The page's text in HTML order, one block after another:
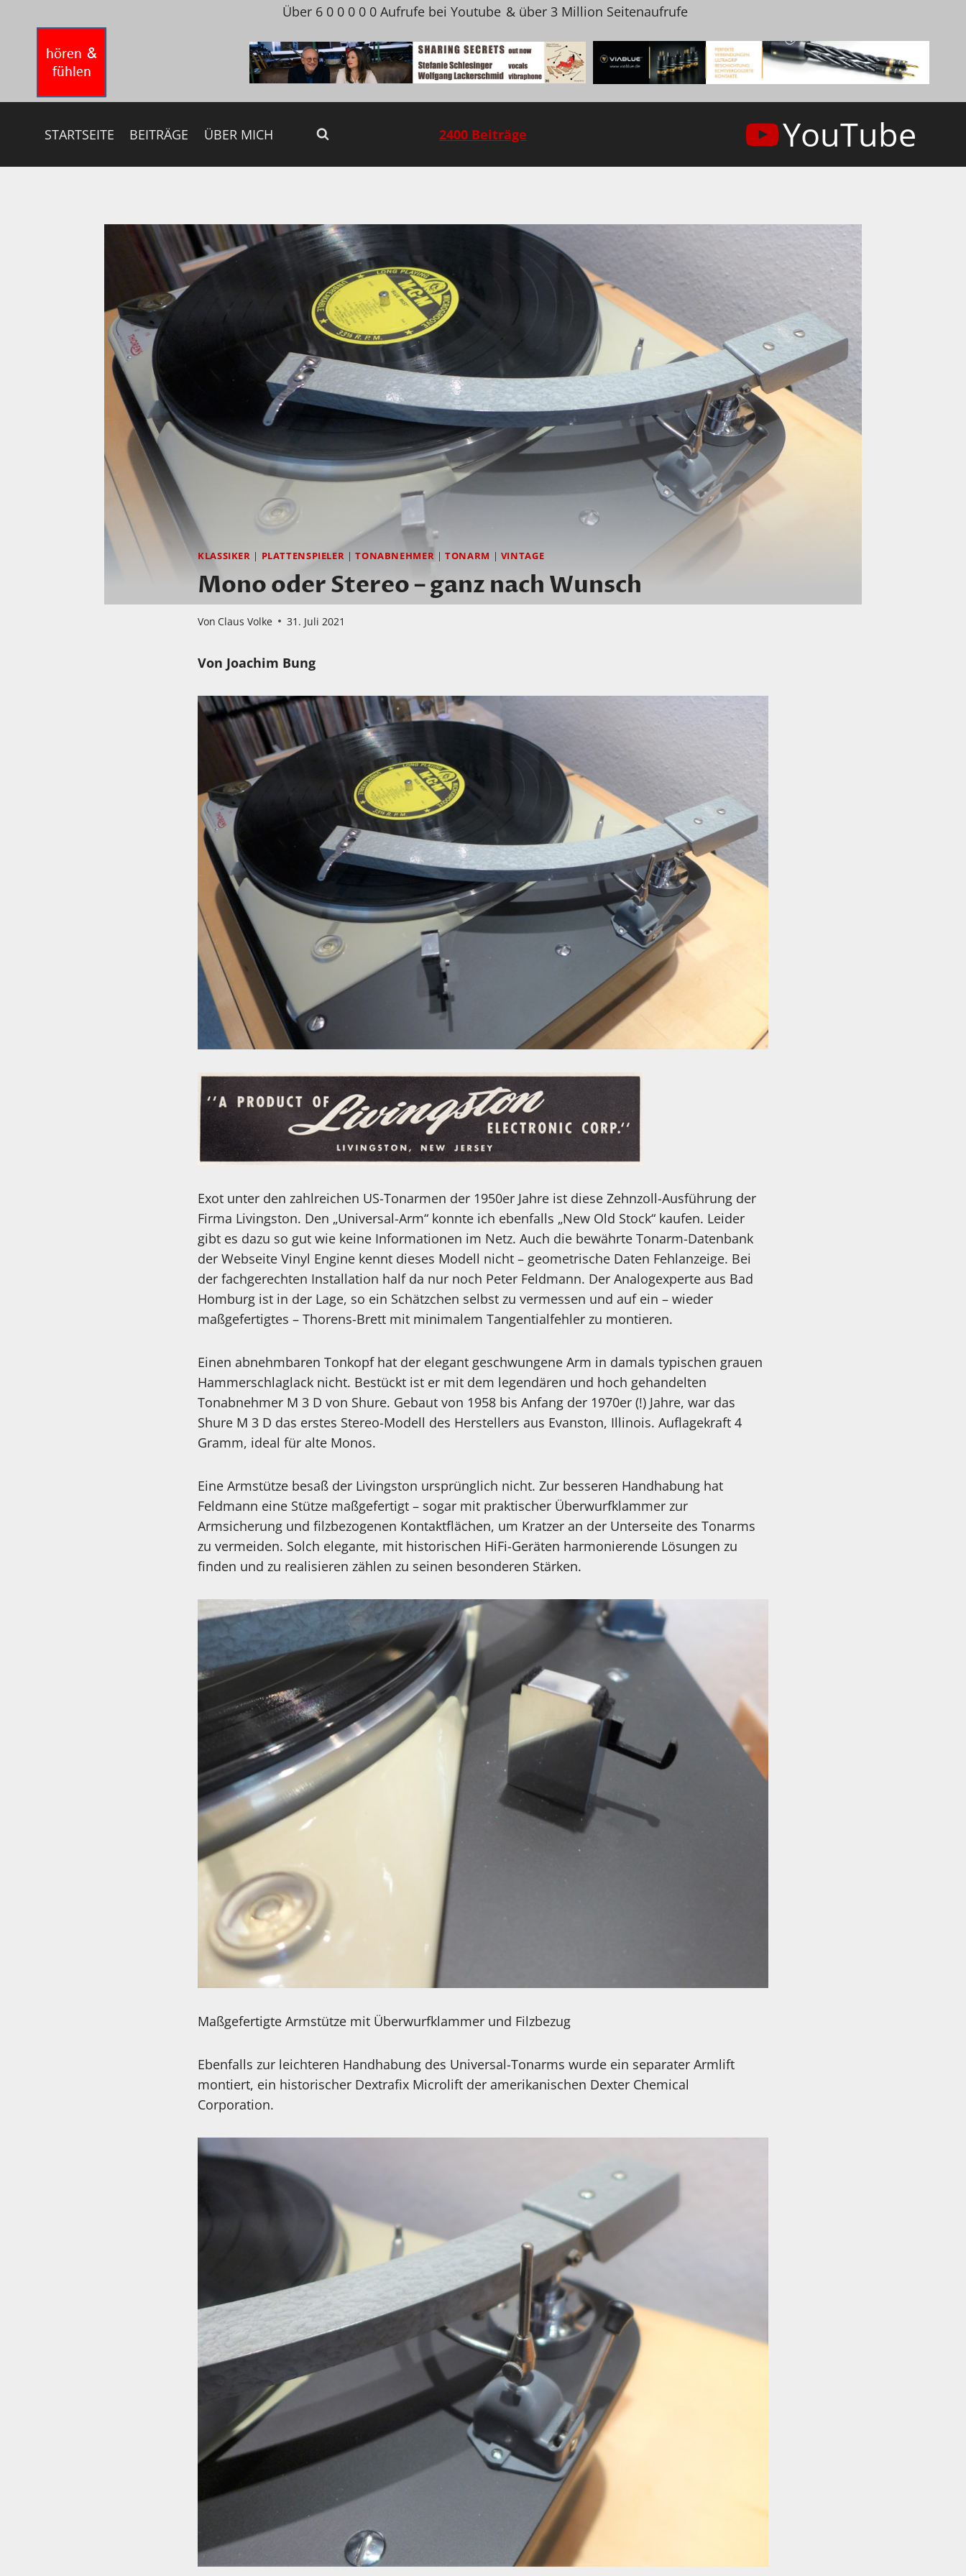
springen
Über 6 0 0 0 0 0 Aufrufe bei Youtube & über 3 Million Seitenaufrufe
STARTSEITE BEITRÄGE ÜBER MICH 2400 Beiträge YouTube
KLASSIKER | PLATTENSPIELER |TONABNEHMER |TONARM | VINTAGE
Mono oder Stereo – ganz nach Wunsch
Von Claus Volke 31. Juli 2021
Von Joachim Bung
Exot unter den zahlreichen US-Tonarmen der 1950er Jahre ist diese Zehnzoll-Ausführung der
Firma Livingston. Den „Universal-Arm“ konnte ich ebenfalls „New Old Stock“ kaufen. Leider
gibt es dazu so gut wie keine Informationen im Netz. Auch die bewährte Tonarm-Datenbank
der Webseite Vinyl Engine kennt dieses Modell nicht – geometrische Daten Fehlanzeige. Bei
der fachgerechten Installation half da nur noch Peter Feldmann. Der Analogexperte aus Bad
Homburg ist in der Lage, so ein Schätzchen selbst zu vermessen und auf ein – wieder
maßgefertigtes – Thorens-Brett mit minimalem Tangentialfehler zu montieren.
Einen abnehmbaren Tonkopf hat der elegant geschwungene Arm in damals typischen grauen
Hammerschlaglack nicht. Bestückt ist er mit dem legendären und hoch gehandelten
Tonabnehmer M 3 D von Shure. Gebaut von 1958 bis Anfang der 1970er (!) Jahre, war das
Shure M 3 D das erstes Stereo-Modell des Herstellers aus Evanston, Illinois. Auflagekraft 4
Gramm, ideal für alte Monos.
Eine Armstütze besaß der Livingston ursprünglich nicht. Zur besseren Handhabung hat
Feldmann eine Stütze maßgefertigt – sogar mit praktischer Überwurfklammer zur
Armsicherung und filzbezogenen Kontaktflächen, um Kratzer an der Unterseite des Tonarms
zu vermeiden. Solch elegante, mit historischen HiFi-Geräten harmonierende Lösungen zu
finden und zu realisieren zählen zu seinen besonderen Stärken.
Maßgefertigte Armstütze mit Überwurfklammer und Filzbezug
Ebenfalls zur leichteren Handhabung des Universal-Tonarms wurde ein separater Armlift
montiert, ein historischer Dextrafix Microlift der amerikanischen Dexter Chemical
Corporation.